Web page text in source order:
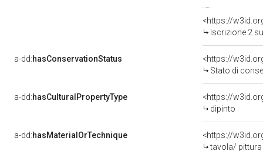
<https://
Iscrizione 2
a-dd:hasConservationStatus
<https://
Stato di
a-dd:hasCulturalPropertyType
<https://
dipinto
a-dd:hasMaterialOrTechnique
<https://
tavola/